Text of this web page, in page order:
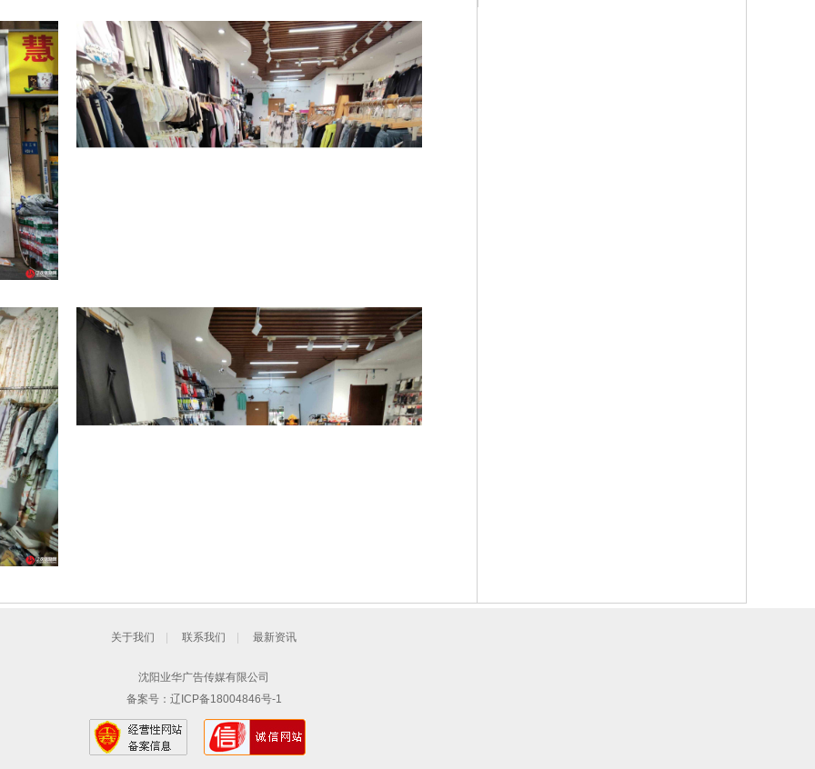
关于我们 联系我们 最新资讯
沈阳业华广告传媒有限公司
备案号： 辽ICP备18004846号-1